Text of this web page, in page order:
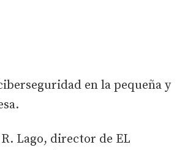
en la pequeña y
Lago, director de EL